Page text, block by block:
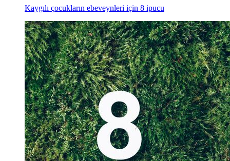
Kaygılı çocukların ebeveynleri için 8 ipucu